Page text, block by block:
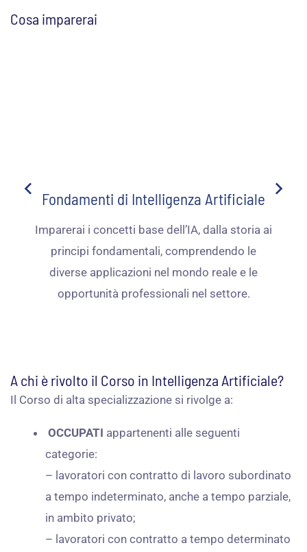
Cosa imparerai
Fondamenti di Intelligenza Artificiale
Imparerai i concetti base dell’IA, dalla storia ai
principi fondamentali, comprendendo le
diverse applicazioni nel mondo reale e le
opportunità professionali nel settore.
A chi è rivolto il Corso in Intelligenza Artificiale?
Il Corso di alta specializzazione si rivolge a:
OCCUPATI appartenenti alle seguenti
categorie:
– lavoratori con contratto di lavoro subordinato
a tempo indeterminato, anche a tempo parziale,
in ambito privato;
– lavoratori con contratto a tempo determinato